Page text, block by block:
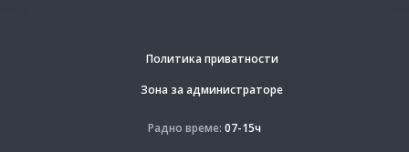
Политика приватности
Зона за администраторе
Радно време: 07-15ч